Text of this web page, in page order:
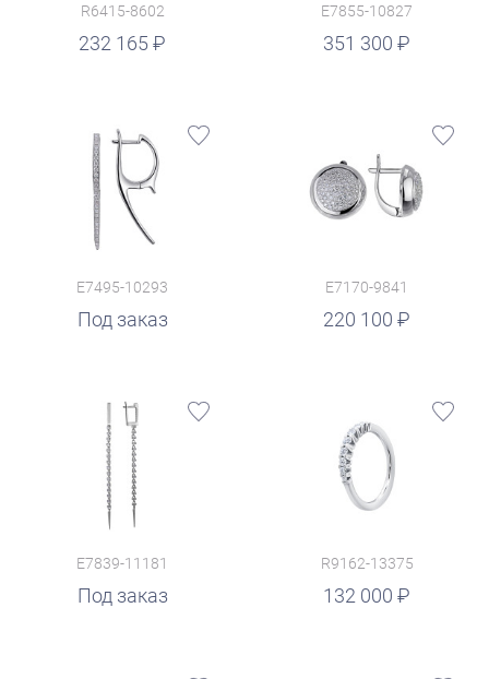
R6415-8602
232 165
E7855-10827
351 300
руб.
E7495-10293
Под заказ
E7170-9841
220 100
руб.
E7839-11181
Под заказ
R9162-13375
132 000
руб.